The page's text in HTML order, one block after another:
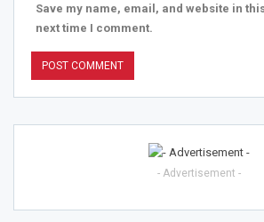
Save my name, email, and website in
next time I comment.
- Advertisement -